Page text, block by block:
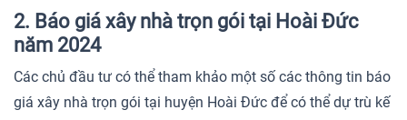
2. Báo giá xây nhà trọn gói tại Hoài Đức
năm 2024
Các chủ đầu tư có thể tham khảo một số các thông tin báo
giá xây nhà trọn gói tại huyện Hoài Đức để có thể dự trù kế